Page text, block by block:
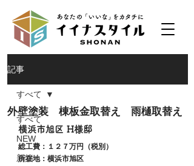
記事
すべて
NEW
新築
すべて
外壁塗装 棟板金取替え 雨樋取替え
横浜市旭区 H様邸
総工費：１２７万円（税別）
所在地：横浜市旭区